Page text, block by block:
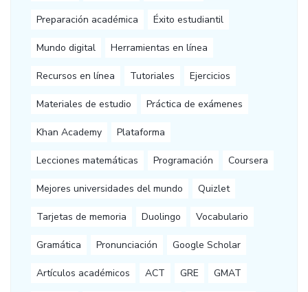
Preparación académica Éxito estudiantil
Mundo digital Herramientas en línea
Recursos en línea Tutoriales Ejercicios
Materiales de estudio Práctica de exámenes
Khan Academy Plataforma
Lecciones matemáticas Programación Coursera
Mejores universidades del mundo Quizlet
Tarjetas de memoria Duolingo Vocabulario
Gramática Pronunciación Google Scholar
Artículos académicos ACT GRE GMAT